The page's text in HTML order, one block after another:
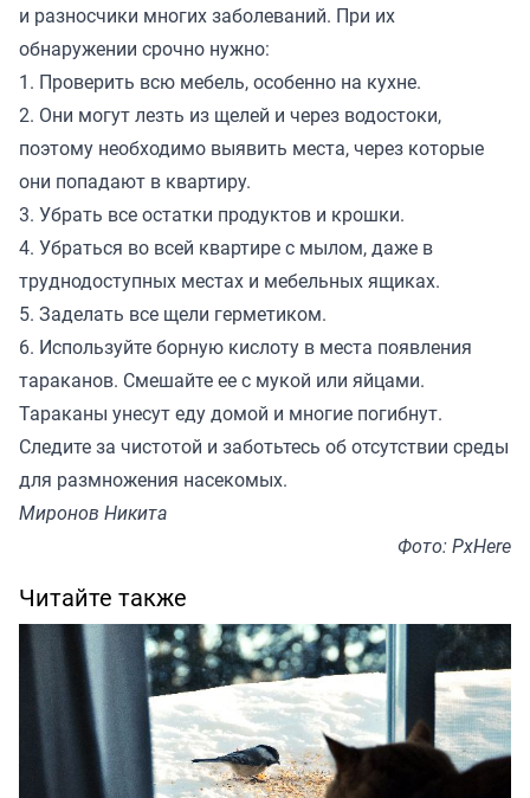
и разносчики многих заболеваний. При их
обнаружении срочно нужно:
1. Проверить всю мебель, особенно на кухне.
2. Они могут лезть из щелей и через водостоки,
поэтому необходимо выявить места, через которые
они попадают в квартиру.
3. Убрать все остатки продуктов и крошки.
4. Убраться во всей квартире с мылом, даже в
труднодоступных местах и мебельных ящиках.
5. Заделать все щели герметиком.
6. Используйте борную кислоту в места появления
тараканов. Смешайте ее с мукой или яйцами.
Тараканы унесут еду домой и многие погибнут.
Следите за чистотой и заботьтесь об отсутствии среды
для размножения насекомых.
Миронов Никита
Фото: PxHere
Читайте также